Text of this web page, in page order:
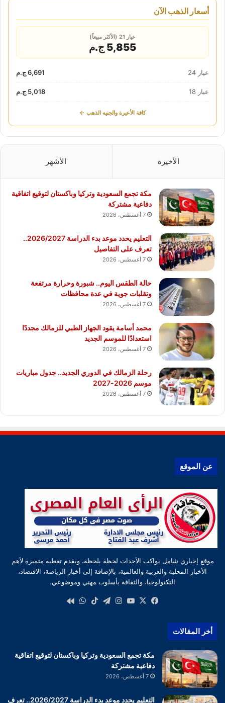
أسعار الذهب الآن
عيار 21 (الأكثر مبيعاً)
5,855 ج.م
عيار 24 6,691 ج.م
عيار 18 5,018 ج.م
كافة الأعيرة والجنيه الذهب ←
الأخيرة الأشهر
مكة تجمع السعودية وتركيا وباكستان لتوقيع اتفاقية
دفاعية مشتركة
7 أغسطس، 2026
التعليم يحدد موعد بدء الدراسة 2026/2027..
تعرف على التفاصيل
7 أغسطس، 2026
حالة الطقس اليوم.. شبورة وحرارة مرتفعة
وتقلبات جوية في عدة محافظات
7 أغسطس، 2026
محمد أسامة يقود الجهاز الطبي للزمالك مجددًا
استعدادًا للموسم الجديد
7 أغسطس، 2026
رحلة الزمالك في الدوري الجديد.. جدول مباريات
موسم 2026-2027
7 أغسطس، 2026
عن الموقع
موقع إخباري شامل يواكب الأحداث لحظة بلحظة، ويقدم تغطية متميزة لأهم
الأخبار المحلية والعربية والعالمية، بالإضافة إلى أخبار الرياضة، الاقتصاد،
التكنولوجيا، والثقافة بأسلوب مهني وموضوعي.
فيسبوك
‫X
‫YouTube
انستقرام
تيلقرام‫TikTokواتساب
أخر المقالات
مكة تجمع السعودية وتركيا وباكستان لتوقيع اتفاقية
دفاعية مشتركة
7 أغسطس، 2026
التعليم يحدد موعد بدء الدراسة 2026/2027.. تعرف